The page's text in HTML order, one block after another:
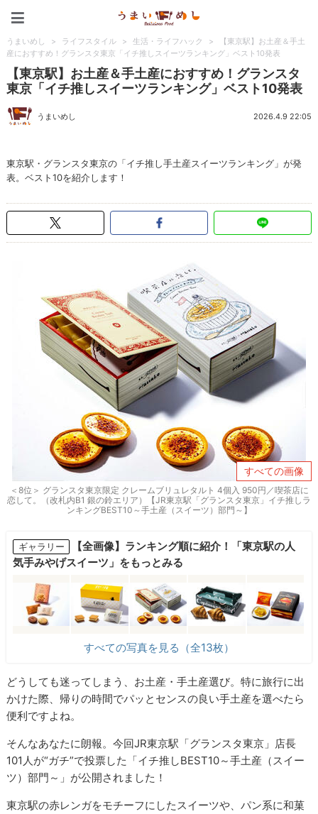
うまいめし > ライフスタイル > 生活・ライフハック >
【東京駅】お土産＆手土
産におすすめ！グランスタ東京「イチ推しスイーツランキング」ベスト10発表
【東京駅】お土産＆手土産におすすめ！グランスタ
東京「イチ推しスイーツランキング」ベスト10発表
うまいめし 2026.4.9 22:05
東京駅・グランスタ東京の「イチ推し手土産スイーツランキング」が発
表。ベスト10を紹介します！
すべての画像
＜8位＞ グランスタ東京限定 クレームブリュレタルト 4個入 950円／喫茶店に
恋して。（改札内B1 銀の鈴エリア）【JR東京駅「グランスタ東京」イチ推しラ
ンキングBEST10～手土産（スイーツ）部門～】
ギャラリー
【全画像】ランキング順に紹介！「東京駅の人
気手みやげスイーツ」をもっとみる
すべての写真を見る（全13枚）
どうしても迷ってしまう、お土産・手土産選び。特に旅行に出
かけた際、帰りの時間でパッとセンスの良い手土産を選べたら
便利ですよね。
そんなあなたに朗報。今回JR東京駅「グランスタ東京」店長
101人が“ガチ”で投票した「イチ推しBEST10～手土産（スイー
ツ）部門～」が公開されました！
東京駅の赤レンガをモチーフにしたスイーツや、パン系に和菓